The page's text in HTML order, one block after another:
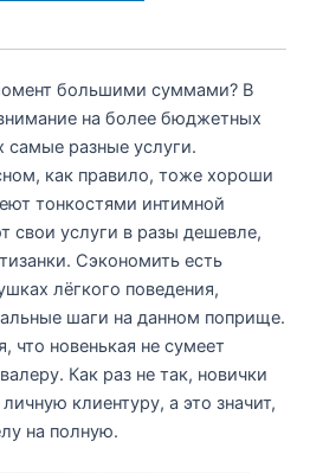
большими суммами? В
на более бюджетных
разные услуги.
как правило, тоже хороши
тонкостями интимной
свои услуги в разы дешевле,
Сэкономить есть
лёгкого поведения,
шаги на данном поприще.
что новенькая не сумеет
Как раз не так, новички
клиентуру, а это значит,
на полную.